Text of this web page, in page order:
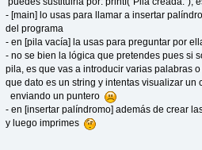
printf("Pila creada. \n");
return cima;
}
int pilaVacia(Nodo *cima){
if(cima==NULL){
return 1; //regresa 1 si
}else
return 0; //regresa 0 si
}
- [main] lo usas para llamar a insertar
del programa
- en [pila vacía] la usas para preguntar por
- no se bien la lógica que pretendes pues si
pila, es que vas a introducir varias palabras
que dato es un string y intentas visualizar un
enviando un puntero
- en [insertar palíndromo] además de crear
y luego imprimes